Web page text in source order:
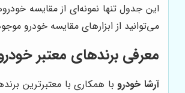
این جدول تنها نمونه‌ای از مقایسه
می‌توانید از ابزارهای مقایسه خودرو
معرفی برندهای معتبر
آرشا خودروبا همکاری با معتبرترین